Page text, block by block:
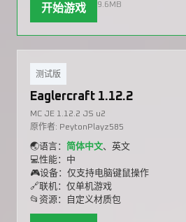
开始游戏 9.6MB
测试版
Eaglercraft 1.12.2
MC JE 1.12.2 JS u2
原作者: PeytonPlayz585
🌏语言： 简体中文、英文
💻性能：中
🎮设备：仅支持电脑键鼠操作
🔗联机：仅单机游戏
📂资源：自定义材质包